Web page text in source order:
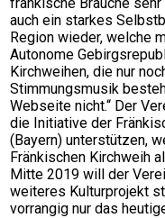
auch ein starkes
Region wieder, welche
Autonome
Kirchweihen, die nur
Stimmungsmusik
Webseite nicht.“ Der
die Initiative der
(Bayern) unterstützen,
Fränkischen Kirchweih
Mitte 2019 will der
weiteres Kulturprojekt
vorrangig nur das